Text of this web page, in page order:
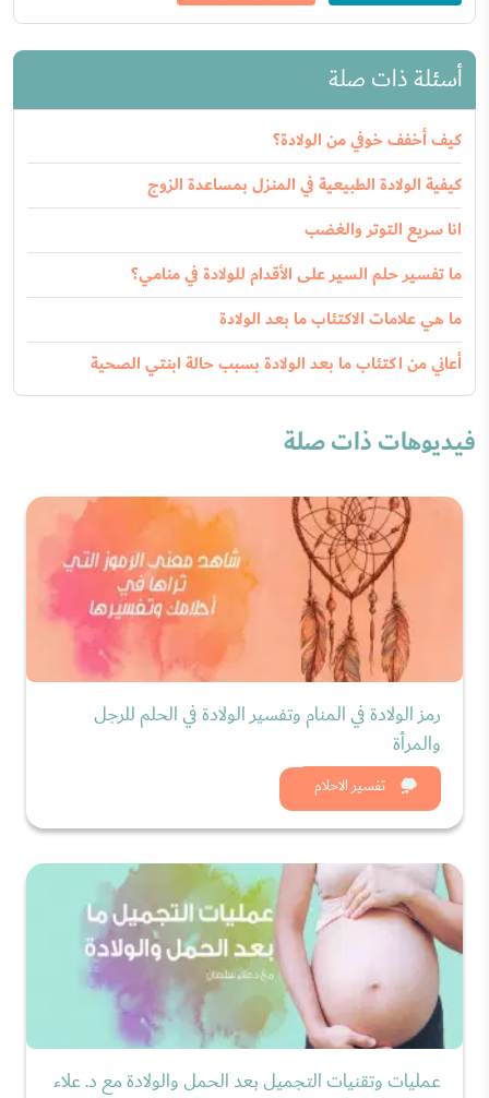
أسئلة ذات صلة
كيف أخفف خوفي من الولادة؟
كيفية الولادة الطبيعية في المنزل بمساعدة الزوج
انا سريع التوتر والغضب
ما تفسير حلم السير على الأقدام للولادة في منامي؟
ما هي علامات الاكتئاب ما بعد الولادة
أعاني من اكتئاب ما بعد الولادة بسبب حالة ابنتي الصحية
فيديوهات ذات صلة
تفسير الاحلام
رمز الولادة في المنام وتفسير الولادة في الحلم للرجل
والمرأة
شاهد الان
عمليات وتقنيات التجميل بعد الحمل والولادة مع د. علاء